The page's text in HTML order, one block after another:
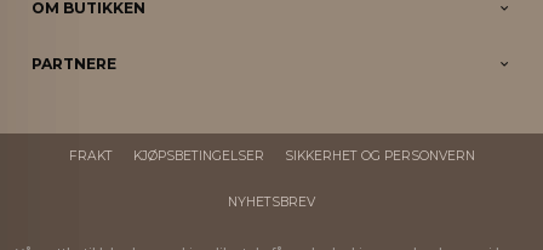
OM BUTIKKEN
PARTNERE
FRAKT KJØPSBETINGELSER SIKKERHET OG PERSONVERN
NYHETSBREV